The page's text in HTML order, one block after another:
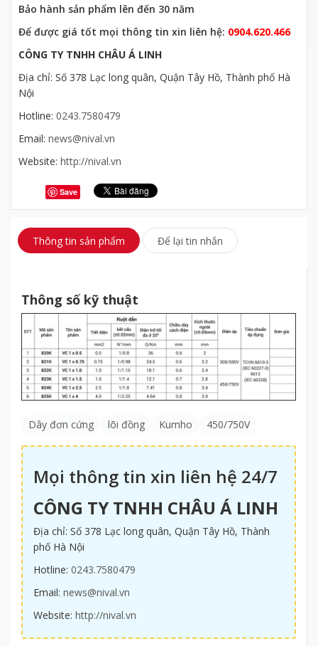
Bảo hành sản phẩm lên đến 30 năm
Để được giá tốt mọi thông tin xin liên hệ: 0904.620.466
CÔNG TY TNHH CHÂU Á LINH
Địa chỉ: Số 378 Lạc long quân, Quận Tây Hồ, Thành phố Hà
Nội
Hotline: 0243.7580479
Email: news@nival.vn
Website: http://nival.vn
Save
Thông tin sản phẩm Để lại tin nhắn
Thông số kỹ thuật
Dây đơn cứng lõi đồng Kumho 450/750V
Mọi thông tin xin liên hệ 24/7
CÔNG TY TNHH CHÂU Á LINH
Địa chỉ: Số 378 Lạc long quân, Quận Tây Hồ, Thành
phố Hà Nội
Hotline: 0243.7580479
Email: news@nival.vn
Website: http://nival.vn